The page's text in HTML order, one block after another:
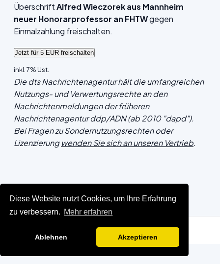
Diese Website nutzt Cookies, um Ihre Erfahrung
zu verbessern. Mehr erfahren
Ablehnen Akzeptieren
ÜberschriftAlfred Wieczorek aus Mannheim
neuer Honorarprofessor an FHTWgegen
Einmalzahlung freischalten.
inkl. 7% Ust.
Die dts Nachrichtenagentur hält die umfangreichen
Nutzungs- und Verwertungsrechte an den
Nachrichtenmeldungen der früheren
Nachrichtenagentur ddp/ADN (ab 2010 "dapd").
Bei Fragen zu Sondernutzungsrechten oder
Lizenzierungwenden Sie sich an unseren Vertrieb.